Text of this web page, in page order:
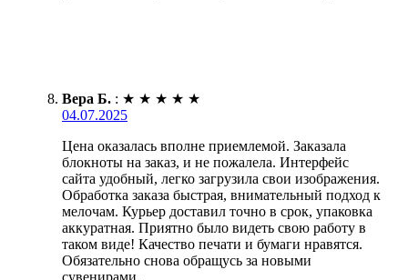
Вера Б. : ★ ★ ★ ★ ★
04.07.2025
Цена оказалась вполне приемлемой. Заказала
блокноты на заказ, и не пожалела. Интерфейс
сайта удобный, легко загрузила свои изображения.
Обработка заказа быстрая, внимательный подход к
мелочам. Курьер доставил точно в срок, упаковка
аккуратная. Приятно было видеть свою работу в
таком виде! Качество печати и бумаги нравятся.
Обязательно снова обращусь за новыми